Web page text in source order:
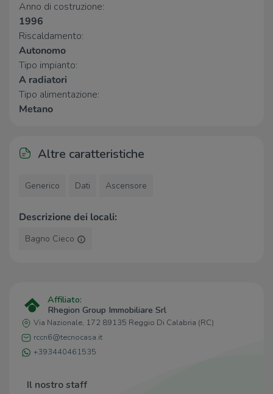
Vecchio Porto
Ristorante Pizzeria Martinica
Pizza Supremo Sfizio
La piccola Taverna
Anno di costruzione:
1996
Riscaldamento:
Autonomo
Tipo impianto:
A radiatori
Tipo alimentazione:
Metano
Altre caratteristiche
Generico Dati Ascensore
Descrizione dei locali:
Bagno Cieco
Affiliato:
Rhegion Group Immobiliare Srl
Via Nazionale, 172 89135 Reggio Di Calabria (RC)
rccn6@tecnocasa.it
+393440461535
Il nostro staff